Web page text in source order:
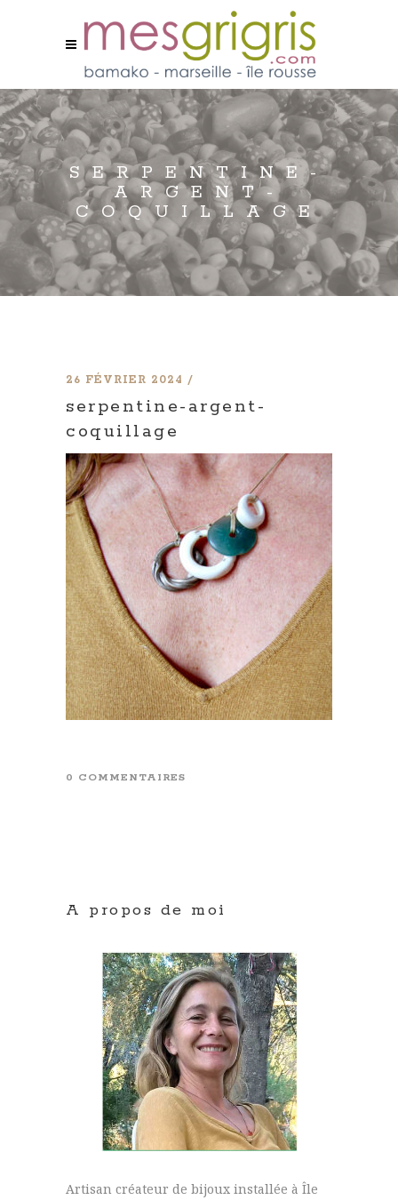
SERPENTINE-
ARGENT-
COQUILLAGE
26 FÉVRIER 2024
serpentine-argent-
coquillage
0 COMMENTAIRES
A propos de moi
Artisan créateur de bijoux installée à Île